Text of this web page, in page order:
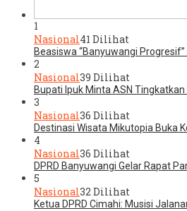
1
Nasional41 Dilihat
Beasiswa “Banyuwangi Progresif”
2
Nasional39 Dilihat
Bupati Ipuk Minta ASN Tingkatkan
3
Nasional36 Dilihat
Destinasi Wisata Mikutopia Buka
4
Nasional36 Dilihat
DPRD Banyuwangi Gelar Rapat
5
Nasional32 Dilihat
Ketua DPRD Cimahi: Musisi